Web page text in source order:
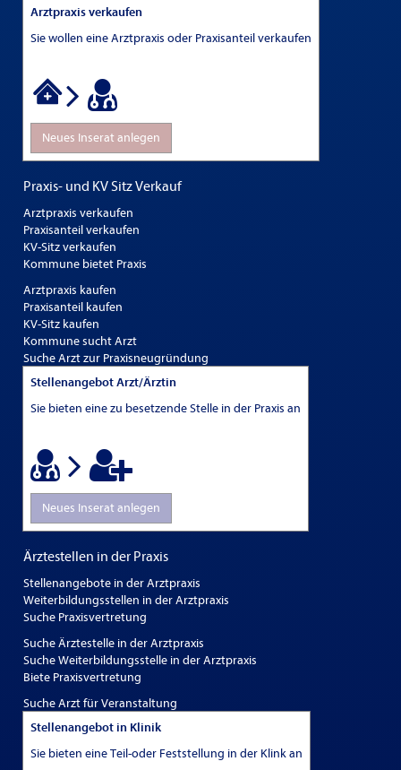
Arztpraxis verkaufen
Sie wollen eine Arztpraxis oder Praxisanteil verkaufen
Neues Inserat anlegen
Praxis- und KV Sitz Verkauf
Arztpraxis verkaufen
Praxisanteil verkaufen
KV-Sitz verkaufen
Kommune bietet Praxis
Arztpraxis kaufen
Praxisanteil kaufen
KV-Sitz kaufen
Kommune sucht Arzt
Suche Arzt zur Praxisneugründung
Stellenangebot Arzt/Ärztin
Sie bieten eine zu besetzende Stelle in der Praxis an
Neues Inserat anlegen
Ärztestellen in der Praxis
Stellenangebote in der Arztpraxis
Weiterbildungsstellen in der Arztpraxis
Suche Praxisvertretung
Suche Ärztestelle in der Arztpraxis
Suche Weiterbildungsstelle in der Arztpraxis
Biete Praxisvertretung
Suche Arzt für Veranstaltung
Stellenangebot in Klinik
Sie bieten eine Teil-oder Feststellung in der Klink an